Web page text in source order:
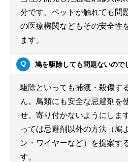
分です。ペットが触れても問
の医療機関などもその安全性
ます。
鳩を駆除しても問題ないので
駆除といっても捕獲・殺傷す
ん。鳥類にも安全な忌避剤を
せ、寄り付かないようにしま
っては忌避剤以外の方法（鳩
ン・ワイヤーなど）を提案す
す。